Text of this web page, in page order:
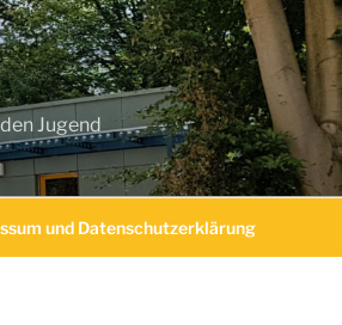
Jugend
und Datenschutzerklärung